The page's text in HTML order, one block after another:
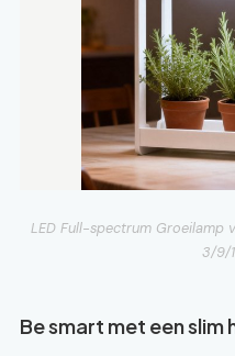
LED Full-spectrum Groeilamp
3/9/
Be smart met een slim